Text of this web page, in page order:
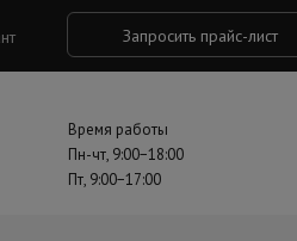
Запросить прайс-лист
Время работы
Пн-чт, 9:00−18:00
Пт, 9:00−17:00